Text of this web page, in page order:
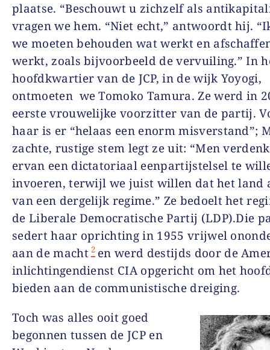
plaatse. “Beschouwt u zichzelf als
vragen we hem. “Niet echt,” antwoordt hij.
we moeten behouden wat werkt en
werkt, zoals bijvoorbeeld de vervuiling.” In
hoofdkwartier van de JCP, in de wijk Yoyogi,
ontmoeten we Tomoko Tamura. Ze werd in
eerste vrouwelijke voorzitter van de partij.
haar is er “helaas een enorm misverstand”;
zachte, rustige stem legt ze uit: “Men
ervan een dictatoriaal eenpartijstelsel te
invoeren, terwijl we juist willen dat het land
van een dergelijk regime.” Ze bedoelt het
de Liberale Democratische Partij (LDP).Die
sedert haar oprichting in 1955 vrijwel
aan de macht 2 en werd destijds door de
inlichtingendienst CIA opgericht om het
bieden aan de communistische dreiging.
Toch was alles ooit goed
begonnen tussen de JCP en